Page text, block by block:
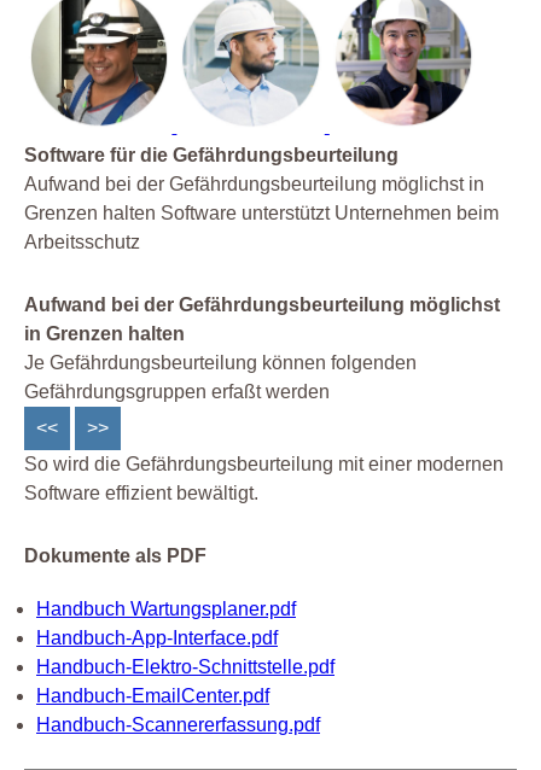
Software für die Gefährdungsbeurteilung
Aufwand bei der Gefährdungsbeurteilung möglichst in
Grenzen halten Software unterstützt Unternehmen beim
Arbeitsschutz
Aufwand bei der Gefährdungsbeurteilung möglichst
in Grenzen halten
Je Gefährdungsbeurteilung können folgenden
Gefährdungsgruppen erfaßt werden
<<
>>
So wird die Gefährdungsbeurteilung mit einer modernen
Software effizient bewältigt.
Dokumente als PDF
Handbuch Wartungsplaner.pdf
Handbuch-App-Interface.pdf
Handbuch-Elektro-Schnittstelle.pdf
Handbuch-EmailCenter.pdf
Handbuch-Scannererfassung.pdf